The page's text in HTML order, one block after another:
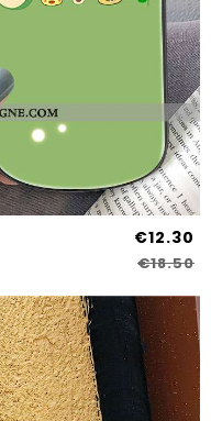
€12.30
€18.50